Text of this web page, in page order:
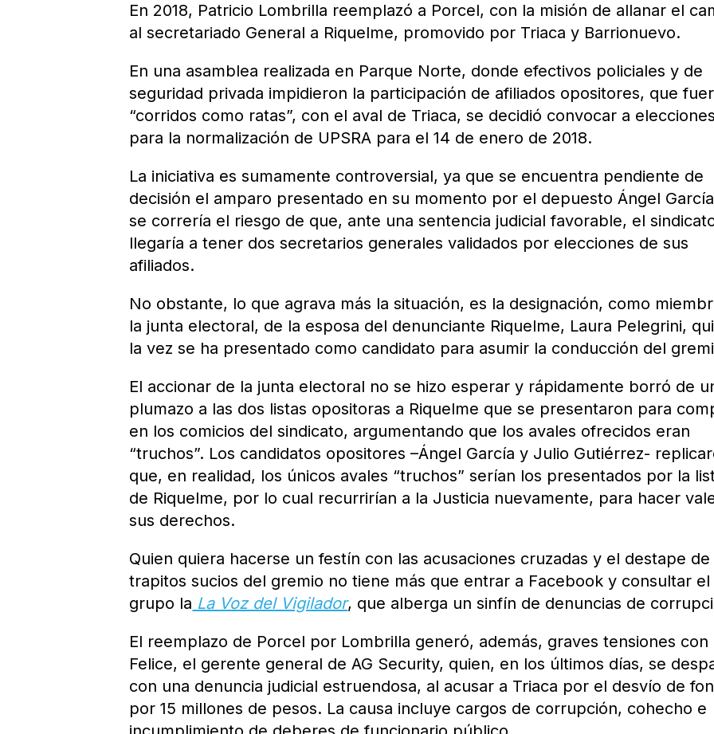
En 2018, Patricio Lombrilla reemplazó a Porcel, con la misión de allanar el
al secretariado General a Riquelme, promovido por Triaca y Barrionuevo.
En una asamblea realizada en Parque Norte, donde efectivos policiales y de
seguridad privada impidieron la participación de afiliados opositores, que
“corridos como ratas”, con el aval de Triaca, se decidió convocar a elecciones
para la normalización de UPSRA para el 14 de enero de 2018.
La iniciativa es sumamente controversial, ya que se encuentra pendiente de
decisión el amparo presentado en su momento por el depuesto Ángel
se correría el riesgo de que, ante una sentencia judicial favorable, el
llegaría a tener dos secretarios generales validados por elecciones de sus
afiliados.
No obstante, lo que agrava más la situación, es la designación, como
la junta electoral, de la esposa del denunciante Riquelme, Laura Pelegrini,
la vez se ha presentado como candidato para asumir la conducción del
El accionar de la junta electoral no se hizo esperar y rápidamente borró de
plumazo a las dos listas opositoras a Riquelme que se presentaron para
en los comicios del sindicato, argumentando que los avales ofrecidos eran
“truchos”. Los candidatos opositores –Ángel García y Julio Gutiérrez-
que, en realidad, los únicos avales “truchos” serían los presentados por la
de Riquelme, por lo cual recurrirían a la Justicia nuevamente, para hacer
sus derechos.
Quien quiera hacerse un festín con las acusaciones cruzadas y el destape de
trapitos sucios del gremio no tiene más que entrar a Facebook y consultar el
grupo la La Voz del Vigilador, que alberga un sinfín de denuncias de
El reemplazo de Porcel por Lombrilla generó, además, graves tensiones con
Felice, el gerente general de AG Security, quien, en los últimos días, se
con una denuncia judicial estruendosa, al acusar a Triaca por el desvío de
por 15 millones de pesos. La causa incluye cargos de corrupción, cohecho e